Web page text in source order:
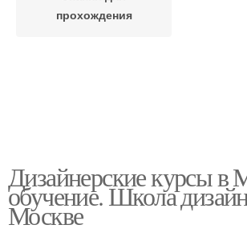
прохождения
Дизайнерские курсы в
обучение. Школа
Москве